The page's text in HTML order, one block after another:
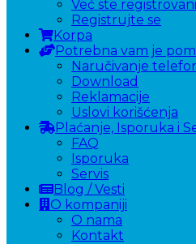
Već ste
Registrujte se
Korpa
Potrebna vam je
Naručivanje
Download
Reklamacije
Uslovi korišćenja
Plaćanje, Isporuka i
FAQ
Isporuka
Servis
Blog / Vesti
O kompaniji
O nama
Kontakt